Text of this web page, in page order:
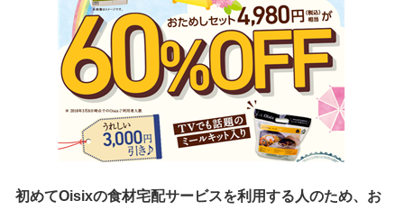
初めてOisixの食材宅配サービスを利用する人のため、お